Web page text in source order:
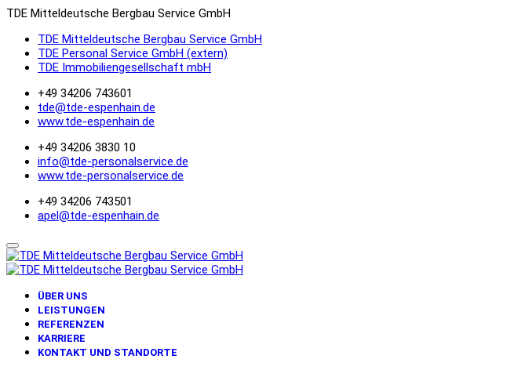
TDE Mitteldeutsche Bergbau Service GmbH
TDE Mitteldeutsche Bergbau Service GmbH
TDE Personal Service GmbH (extern)
TDE Immobiliengesellschaft mbH
+49 34206 743601
tde@tde-espenhain.de
www.tde-espenhain.de
+49 34206 3830 10
info@tde-personalservice.de
www.tde-personalservice.de
+49 34206 743501
apel@tde-espenhain.de
ÜBER UNS
LEISTUNGEN
REFERENZEN
KARRIERE
KONTAKT UND STANDORTE